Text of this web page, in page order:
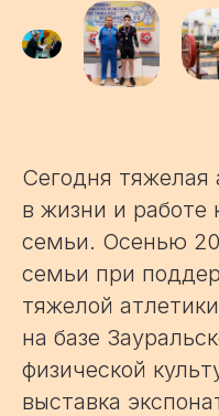
Сегодня тяжелая
в жизни и работе
семьи. Осенью
семьи при
тяжелой
на базе
физической
выставка